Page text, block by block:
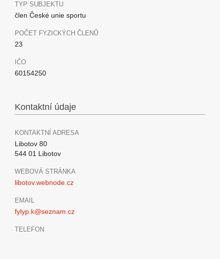
TYP SUBJEKTU
člen České unie sportu
POČET FYZICKÝCH ČLENŮ
23
IČO
60154250
Kontaktní údaje
KONTAKTNÍ ADRESA
Libotov 80
544 01 Libotov
WEBOVÁ STRÁNKA
libotov.webnode.cz
EMAIL
fylyp.k@seznam.cz
TELEFON